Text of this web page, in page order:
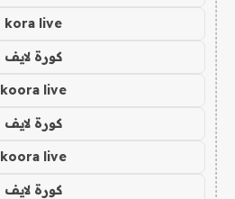
kora live
كورة لايف
koora live
كورة لايف
koora live
كورة لايف